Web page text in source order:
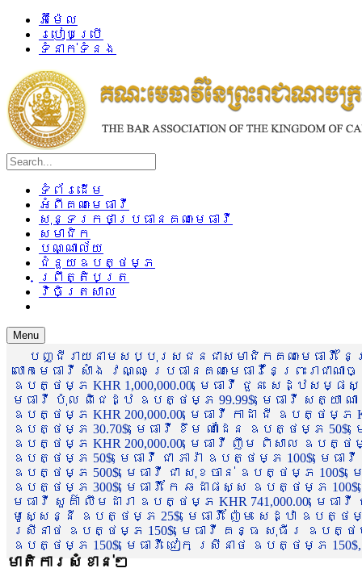
អ៊ីម៉ែល
របៀបប្រើ
ទំនាក់ទំនង
ទំព័រដើម
អំពីគណៈមេធាវី
សុន្ទរកថាប្រធានគណៈមេធាវី
សមាជិក
បណ្ណាល័យ
ជំនួយឧបត្ថម្ភ
ព្រឹត្តិបត្រ
វិចិត្រសាល
Menu
បញ្ជីរាយនាមសប្បុរសជនជាសមាជិកគណៈមេធាវី
លោកមេធាវី សាំង វណ្ណៈ ប្រធានគណៈមេធាវីនៃព្រះរា
ឧបត្ថម្ភ KHR 1,000,000.00, មេធាវី ជួន សេដ្ឋស
មេធាវី ប៉ុល ពិជេដ្ឋ ឧបត្ថម្ភ 99.99$, មេធាវី សត្យា ណ
ឧបត្ថម្ភ KHR 200,000.00, មេធាវី កាដា ជី ឧបត្ថម្ភ
ឧបត្ថម្ភ 30.70$, មេធាវី ខឹម ណាដែន ឧបត្ថម្ភ 50$,
ឧបត្ថម្ភ KHR 200,000.00, មេធាវី ញឹម ពិសាល ឧបត្ថ
ឧបត្ថម្ភ 50$, មេធាវី ជា ភារ៉ា ឧបត្ថម្ភ 100$, មេ
ឧបត្ថម្ភ 500$, មេធាវី ជា សុខចាន់ ឧបត្ថម្ភ
ឧបត្ថម្ភ 300$, មេធាវី កែ ឆដាផស្ស ឧបត្ថម្ភ
មេធាវី សួគ៌ា លឹមដារា ឧបត្ថម្ភ KHR 741,000.00, មេ
មូសេ្សន្នី ឧបត្ថម្ភ 25$, មេធាវី ញ៉ែម សេដ្ឋា ឧបត្ថ
ស្រីនាថ ឧបត្ថម្ភ 150$, មេធាវី គន្ធ សុធីរ ឧបត្ថម្ភ
ឧបត្ថម្ភ 150$, មេធាវី ជៀក ស្រីនាថ ឧបត្ថម្ភ 150$,
មាតិការសំខាន់ៗ